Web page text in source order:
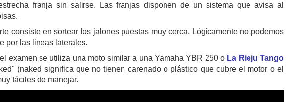
franja sin salirse. Las franjas disponen de un sistema que avisa al
consiste en sortear los jalones puestas muy cerca. Lógicamente no podemos
por las lineas laterales.
examen se utiliza una moto similar a una Yamaha YBR 250 o La Rieju Tango
(naked significa que no tienen carenado o plástico que cubre el motor o el
fáciles de manejar.